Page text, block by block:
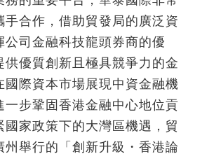
手合作，借助貿發局的廣泛資
公司金融科技龍頭券商的優
供優質創新且極具競爭力的金
國際資本市場展現中資金融機
一步鞏固香港金融中心地位貢
國家政策下的大灣區機遇，貿
州舉行的「創新升級・香港論